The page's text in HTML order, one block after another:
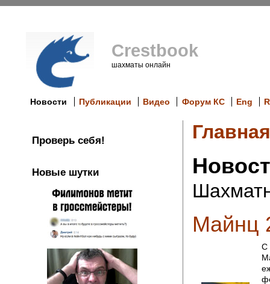
Crestbook
шахматы онлайн
Новости Публикации Видео Форум КС Eng
Проверь себя!
Новые шутки
Главная
Майнц
С